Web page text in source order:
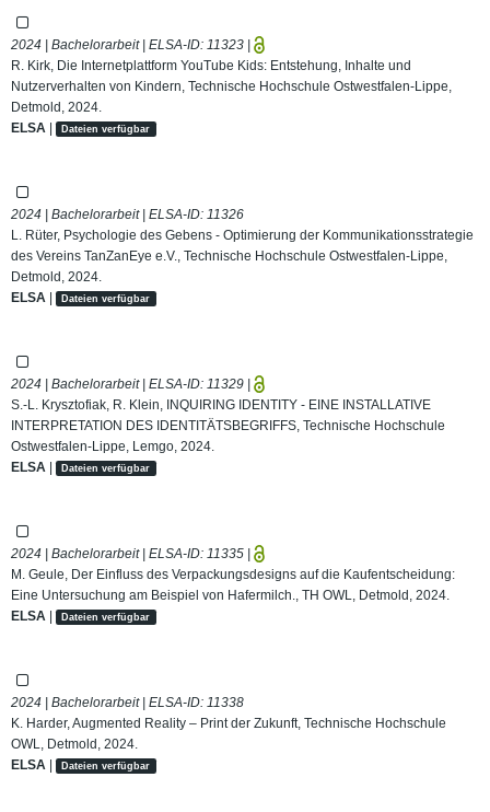
2024 | Bachelorarbeit | ELSA-ID: 11323 |
R. Kirk, Die Internetplattform YouTube Kids: Entstehung, Inhalte und
Nutzerverhalten von Kindern, Technische Hochschule Ostwestfalen-Lippe,
Detmold, 2024.
ELSA | Dateien verfügbar
2024 | Bachelorarbeit | ELSA-ID: 11326
L. Rüter, Psychologie des Gebens - Optimierung der Kommunikationsstrategie
des Vereins TanZanEye e.V., Technische Hochschule Ostwestfalen-Lippe,
Detmold, 2024.
ELSA | Dateien verfügbar
2024 | Bachelorarbeit | ELSA-ID: 11329 |
S.-L. Krysztofiak, R. Klein, INQUIRING IDENTITY - EINE INSTALLATIVE
INTERPRETATION DES IDENTITÄTSBEGRIFFS, Technische Hochschule
Ostwestfalen-Lippe, Lemgo, 2024.
ELSA | Dateien verfügbar
2024 | Bachelorarbeit | ELSA-ID: 11335 |
M. Geule, Der Einfluss des Verpackungsdesigns auf die Kaufentscheidung:
Eine Untersuchung am Beispiel von Hafermilch., TH OWL, Detmold, 2024.
ELSA | Dateien verfügbar
2024 | Bachelorarbeit | ELSA-ID: 11338
K. Harder, Augmented Reality – Print der Zukunft, Technische Hochschule
OWL, Detmold, 2024.
ELSA | Dateien verfügbar